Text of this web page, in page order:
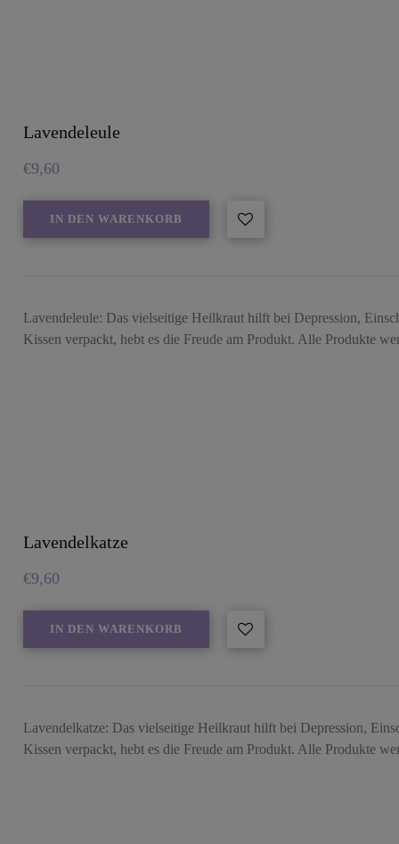
Lavendeleule
€9,60
IN DEN WARENKORB
Lavendeleule: Das vielseitige Heilkraut hilft bei Depression,
Kissen verpackt, hebt es die Freude am Produkt. Alle Produkte
Lavendelkatze
€9,60
IN DEN WARENKORB
Lavendelkatze: Das vielseitige Heilkraut hilft bei Depression,
Kissen verpackt, hebt es die Freude am Produkt. Alle Produkte